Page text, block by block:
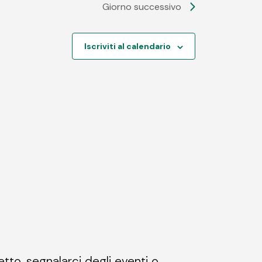
Giorno successivo
Iscriviti al calendario